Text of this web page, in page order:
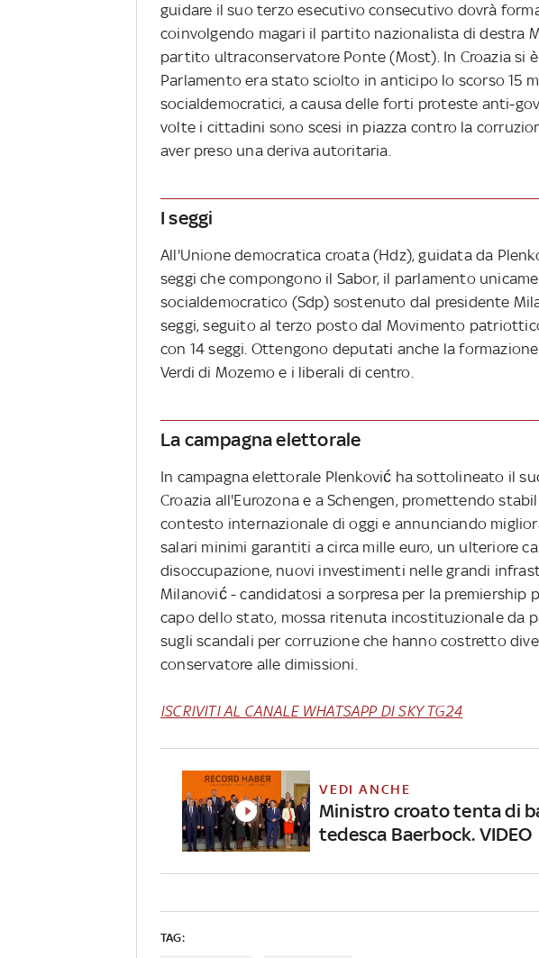
guidare il suo terzo esecutivo consecutivo dovrà
coinvolgendo magari il partito nazionalista di destra
partito ultraconservatore Ponte (Most). In Croazia si
Parlamento era stato sciolto in anticipo lo scorso 15
socialdemocratici, a causa delle forti proteste anti-
volte i cittadini sono scesi in piazza contro la
aver preso una deriva autoritaria.
I seggi
All'Unione democratica croata (Hdz), guidata da
seggi che compongono il Sabor, il parlamento
socialdemocratico (Sdp) sostenuto dal presidente
seggi, seguito al terzo posto dal Movimento
con 14 seggi. Ottengono deputati anche la
Verdi di Mozemo e i liberali di centro.
La campagna elettorale
In campagna elettorale Plenković ha sottolineato il
Croazia all'Eurozona e a Schengen, promettendo
contesto internazionale di oggi e annunciando
salari minimi garantiti a circa mille euro, un ulteriore
disoccupazione, nuovi investimenti nelle grandi
Milanović - candidatosi a sorpresa per la premiership
capo dello stato, mossa ritenuta incostituzionale da
sugli scandali per corruzione che hanno costretto
conservatore alle dimissioni.
ISCRIVITI AL CANALE WHATSAPP DI SKY TG24
VEDI ANCHE
Ministro croato tenta di
tedesca Baerbock. VIDEO
TAG: